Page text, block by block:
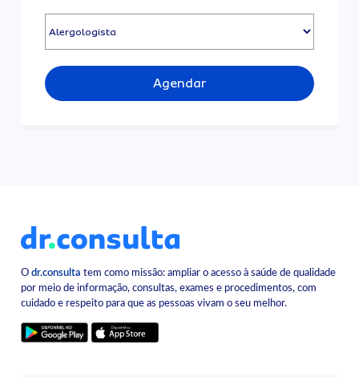
Agendar
Odr.consulta tem como missão: ampliar o acesso à saúde de qualidade
por meio de informação, consultas, exames e procedimentos, com
cuidado e respeito para que as pessoas vivam o seu melhor.